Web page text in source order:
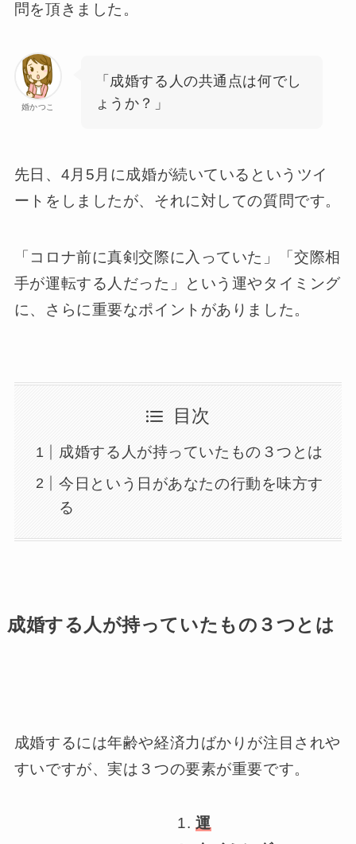
問を頂きました。
婚かつこ
「成婚する人の共通点は何でし
ょうか？」
先日、4月5月に成婚が続いているというツイ
ートをしましたが、それに対しての質問です。
「コロナ前に真剣交際に入っていた」「交際相
手が運転する人だった」という運やタイミング
に、さらに重要なポイントがありました。
目次
成婚する人が持っていたもの３つとは
今日という日があなたの行動を味方す
る
成婚する人が持っていたもの３つとは
成婚するには年齢や経済力ばかりが注目されや
すいですが、実は３つの要素が重要です。
運